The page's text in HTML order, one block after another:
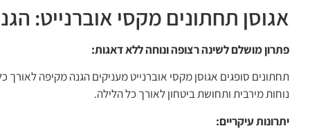
אגוסן תחתונים מקסי אוברנייט:
פתרון מושלם לשינה רצופה ונוחה ללא דאגות:
תחתונים סופגים אגוסן מקסי אוברנייט מעניקים הגנה מקיפה
נוחות מירבית ותחושת ביטחון לאורך כל הלילה.
יתרונות עיקריים: